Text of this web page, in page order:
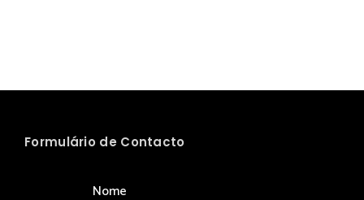
Formulário de Contacto
Nome